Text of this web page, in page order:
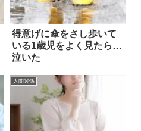
得意げに傘をさし歩いて
いる1歳児をよく見たら…
泣いた
人間関係